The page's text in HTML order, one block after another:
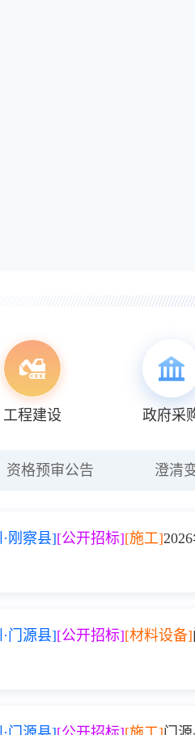
工程建设 政府采
资格预审公告 澄清
刚察县][公开招标][施工]
门源县][公开招标][材料设备]